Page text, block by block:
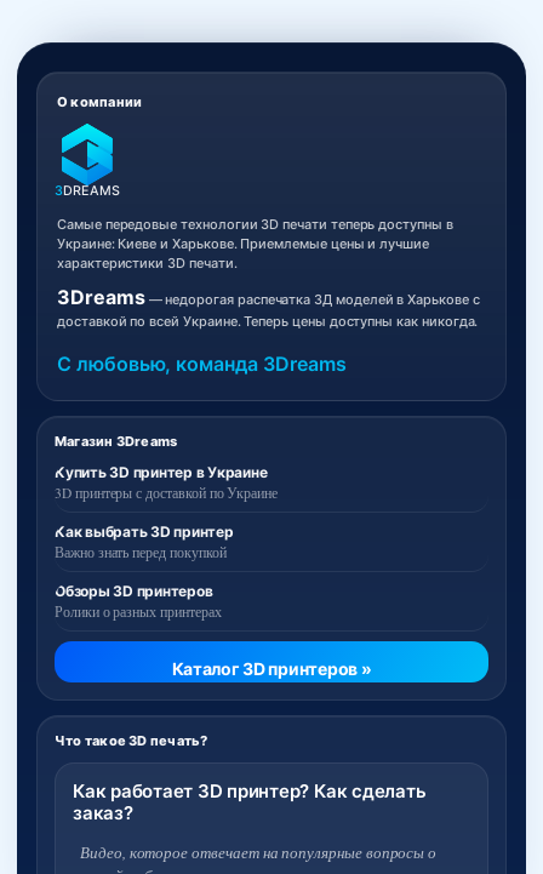
Магазин 3Dreams
Купить 3D принтер в Украине
3D принтеры с доставкой по Украине
Как выбрать 3D принтер
Важно знать перед покупкой
Обзоры 3D принтеров
Ролики о разных принтерах
Каталог 3D принтеров »
Что такое 3D печать?
Как работает 3D принтер? Как сделать
заказ?
Видео, которое отвечает на популярные вопросы о
О компании
3DREAMS
Самые передовые технологии 3D печати теперь доступны в
Украине: Киеве и Харькове. Приемлемые цены и лучшие
характеристики 3D печати.
3Dreams— недорогая распечатка 3Д моделей в Харькове с
доставкой по всей Украине. Теперь цены доступны как никогда.
С любовью, команда 3Dreams